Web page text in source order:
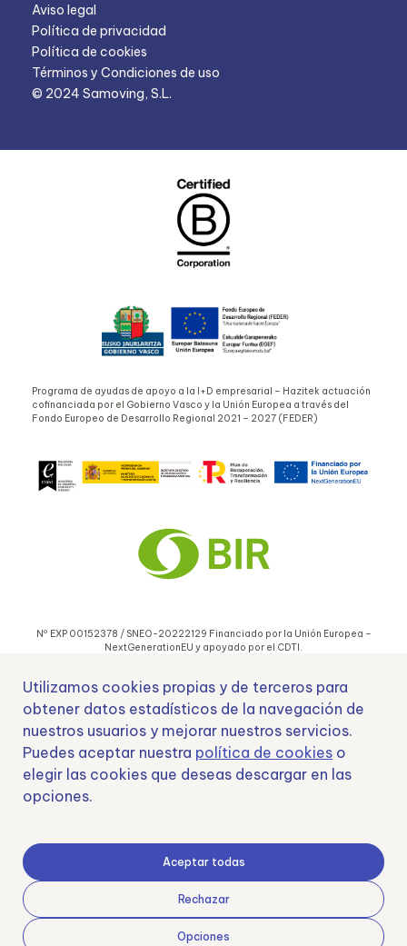
Aviso legal
Política de privacidad
Política de cookies
Términos y Condiciones de uso
© 2024 Samoving, S.L.
Programa de ayudas de apoyo a la I+D empresarial – Hazitek actuación
cofinanciada por el Gobierno Vasco y la Unión Europea a través del
Fondo Europeo de Desarrollo Regional 2021 – 2027 (FEDER)
Nº EXP 00152378 / SNEO-20222129 Financiado por la Unión Europea –
NextGenerationEU y apoyado por el CDTI.
Samoving, S.L. En el marco del Programa ICEX Next, ha contado con el apoyo
de ICEX y con la cofinanciación del fondo europeo FEDER. LA finalidad de este
apoyo es contribuir al desarrollo internacional de la empresa y de su entorno.
Utilizamos cookies propias y de terceros para
obtener datos estadísticos de la navegación de
nuestros usuarios y mejorar nuestros servicios.
Puedes aceptar nuestra política de cookies o
elegir las cookies que deseas descargar en las
opciones.
Aceptar todas
Rechazar
Opciones